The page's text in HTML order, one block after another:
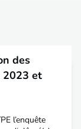
des
2023 et
l’enquête